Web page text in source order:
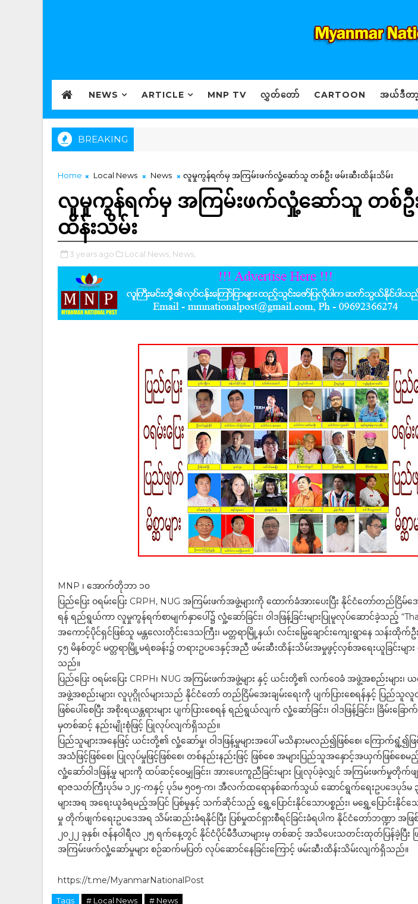
NEWS ARTICLE MNP TV လွှတ်တော် CARTOON အယ်ဒီတာ့
BREAKING
Home Local News News လူမှုကွန်ရက်မှ အကြမ်းဖက်လှုံ့ဆော်သူ တစ်ဦး ဖမ်းဆီးထိန်းသိမ်း
လူမှုကွန်ရက်မှ အကြမ်းဖက်လှုံ့ဆော်သူ တစ်ဦး
ထိန်းသိမ်း
3 years ago Local News, News,
MNP ၊ အောက်တိုဘာ ၁၀
ပြည်ပြေး ဝရမ်းပြေး CRPH, NUG အကြမ်းဖက်အဖွဲ့များကို ထောက်ခံအားပေးပြီး နိုင်ငံတော်တည်ငြိမ်အေ
ရန် ရည်ရွယ်ကာ လူမှုကွန်ရက်စာမျက်နှာပေါ်၌ လှုံ့ဆော်ခြင်း၊ ဝါဒဖြန့်ခြင်းများပြုမူလုပ်ဆောင်ခဲ့သည့်
အကောင့်ပိုင်ရှင်ဖြစ်သူ မန္တလေးတိုင်းဒေသကြီး၊ မတ္တရာမြို့နယ်၊ လင်းမြွေချောင်းကျေးရွာနေ သန်းထိုက်
၄၅ မိနစ်တွင် မတ္တရာမြို့မရဲစခန်း၌ တရားဥပဒေနှင့်အညီ ဖမ်းဆီးထိန်းသိမ်းအမှုဖွင့်လှစ်အရေးယူခြင်းမျာ
သည်။
ပြည်ပြေး ဝရမ်းပြေး CRPH၊ NUG အကြမ်းဖက်အဖွဲ့များ နှင့် ယင်းတို့၏ လက်ဝေခံ အဖွဲ့အစည်းမျာ
အဖွဲ့အစည်းများ၊ လူပုဂ္ဂိုလ်များသည် နိုင်ငံတော် တည်ငြိမ်အေးချမ်းရေးကို ပျက်ပြားစေရန်နှင့် ပြည်သူ
ဖြစ်ပေါ်စေပြီး အစိုးရယန္တရားများ ပျက်ပြားစေရန် ရည်ရွယ်လျက် လှုံ့ဆော်ခြင်း၊ ဝါဒဖြန့်ခြင်း၊ ခြိမ်းခြေ
မှတစ်ဆင့် နည်းမျိုးစုံဖြင့် ပြုလုပ်လျက်ရှိသည်။
ပြည်သူများအနေဖြင့် ယင်းတို့၏ လှုံ့ဆော်မှု၊ ဝါဒဖြန့်မှုများအပေါ် မသိနားမလည်၍ဖြစ်စေ၊ ကြောက်ရွံ့၍ဖ
အသံဖြင့်ဖြစ်စေ၊ ပြုလုပ်မှုဖြင့်ဖြစ်စေ၊ တစ်နည်းနည်းဖြင့် ဖြစ်စေ အများပြည်သူအနှောင့်အယှက်ဖြစ်စေမည့်
လှုံ့ဆော်ဝါဒဖြန့်မှု များကို ထပ်ဆင့်ဝေမျှခြင်း၊ အားပေးကူညီခြင်းများ ပြုလုပ်ခဲ့လျှင် အကြမ်းဖက်မှုတိုက်
ရာဇသတ်ကြီးပုဒ်မ ၁၂၄-ကနှင့် ပုဒ်မ ၅၀၅-က၊ အီလက်ထရောနစ်ဆက်သွယ် ဆောင်ရွက်ရေးဥပဒေပုဒ်
များအရ အရေးယူခံရမည့်အပြင် ပြစ်မှုနှင့် သက်ဆိုင်သည့် ရွှေ့ပြောင်းနိုင်သောပစ္စည်း၊ မရွှေ့ပြောင်းနိုင်သ
မှု တိုက်ဖျက်ရေးဥပဒေအရ သိမ်းဆည်းခံရနိုင်ပြီး ပြစ်မှုထင်ရှားစီရင်ခြင်းခံရပါက နိုင်ငံတော်ဘဏ္ဍာ အဖ
၂၀၂၂ ခုနှစ်၊ ဇန်နဝါရီလ ၂၅ ရက်နေ့တွင် နိုင်ငံပိုင်မီဒီယာများမှ တစ်ဆင့် အသိပေးသတင်းထုတ်ပြန်ခဲ့ပြီး ဖ
အကြမ်းဖက်လှုံ့ဆော်မှုများ စဉ်ဆက်မပြတ် လုပ်ဆောင်နေခြင်းကြောင့် ဖမ်းဆီးထိန်းသိမ်းလျက်ရှိသည်။
https://t.me/MyanmarNationalPost
Tags # Local News # News